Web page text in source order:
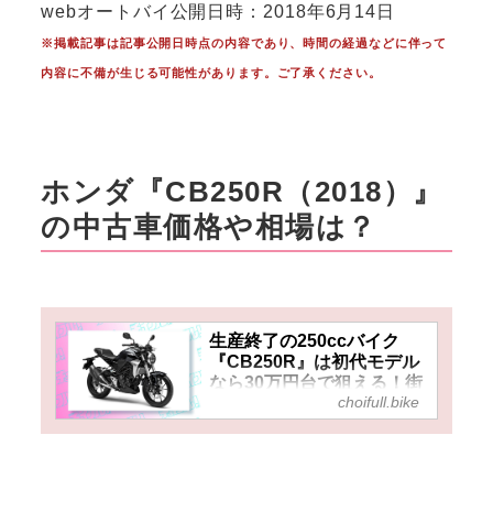
webオートバイ公開日時：2018年6月14日
※掲載記事は記事公開日時点の内容であり、時間の経過などに伴って
内容に不備が生じる可能性があります。ご了承ください。
ホンダ『CB250R（2018）』
の中古車価格や相場は？
生産終了の250ccバイク
『CB250R』は初代モデル
なら30万円台で狙える！街
乗りからツーリングまで広
く使えるネオスポーツカフ
choifull.bike